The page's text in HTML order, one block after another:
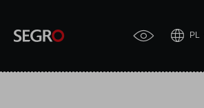
accessibility
PL